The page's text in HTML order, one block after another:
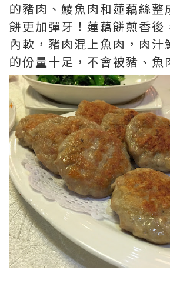
的豬肉、鯪魚肉和蓮藕絲整
餅更加彈牙！蓮藕餅煎香後
內軟，豬肉混上魚肉，肉汁
的份量十足，不會被豬、魚